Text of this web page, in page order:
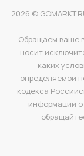
2026 ©
Обращаем ваше
носит
каких
определяемой
кодекса
информации о